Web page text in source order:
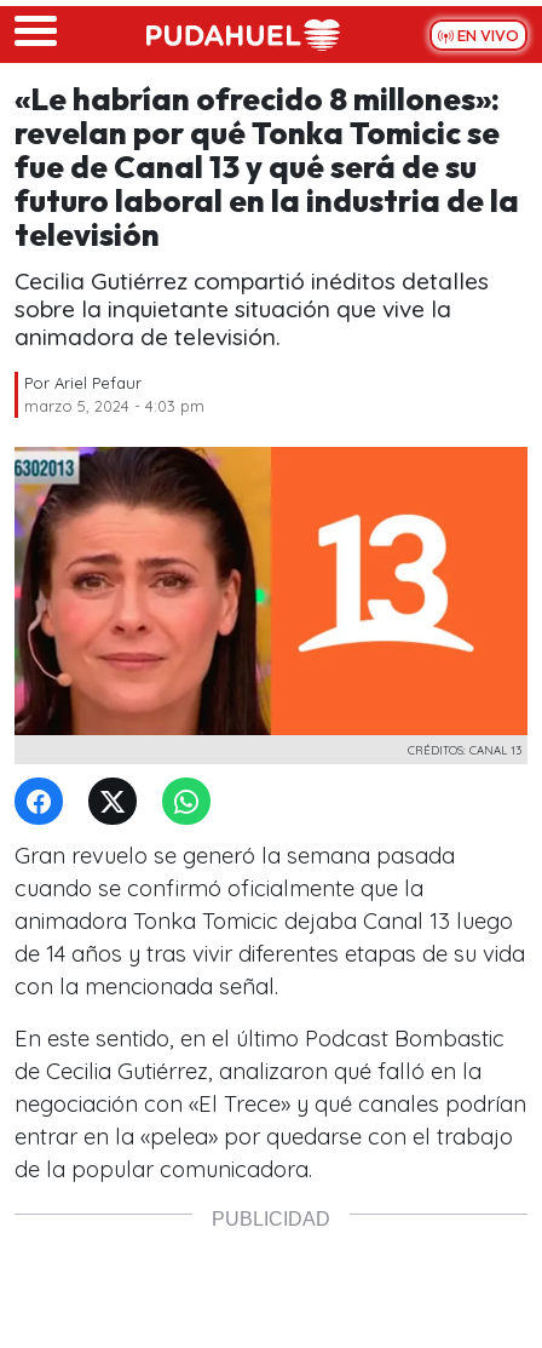
Skip to main content
EN VIVO
«Le habrían ofrecido 8 millones»:
revelan por qué Tonka Tomicic se
fue de Canal 13 y qué será de su
futuro laboral en la industria de la
televisión
Cecilia Gutiérrez compartió inéditos detalles
sobre la inquietante situación que vive la
animadora de televisión.
Por Ariel Pefaur
marzo 5, 2024 - 4:03 pm
CRÉDITOS: CANAL 13
Gran revuelo se generó la semana pasada
cuando se confirmó oficialmente que la
animadora Tonka Tomicic dejaba Canal 13 luego
de 14 años y tras vivir diferentes etapas de su vida
con la mencionada señal.
En este sentido, en el último Podcast Bombastic
de Cecilia Gutiérrez, analizaron qué falló en la
negociación con «El Trece» y qué canales podrían
entrar en la «pelea» por quedarse con el trabajo
de la popular comunicadora.